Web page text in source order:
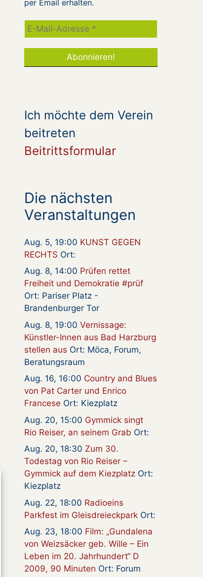
per Email erhalten.
Ich möchte dem Verein
beitreten
Beitrittsformular
Die nächsten
Veranstaltungen
Aug. 5, 19:00 KUNST GEGEN
RECHTS Ort:
Aug. 8, 14:00 Prüfen rettet
Freiheit und Demokratie #prüf
Ort: Pariser Platz -
Brandenburger Tor
Aug. 8, 19:00 Vernissage:
Künstler-Innen aus Bad Harzburg
stellen aus Ort: Möca, Forum,
Beratungsraum
Aug. 16, 16:00 Country and Blues
von Pat Carter und Enrico
Francese Ort: Kiezplatz
Aug. 20, 15:00 Gymmick singt
Rio Reiser, an seinem Grab Ort:
Aug. 20, 18:30 Zum 30.
Todestag von Rio Reiser –
Gymmick auf dem Kiezplatz Ort:
Kiezplatz
Aug. 22, 18:00 Radioeins
Parkfest im Gleisdreieckpark Ort:
Aug. 23, 18:00 Film: „Gundalena
von Weizsäcker geb. Wille – Ein
Leben im 20. Jahrhundert“ D
2009, 90 Minuten Ort: Forum